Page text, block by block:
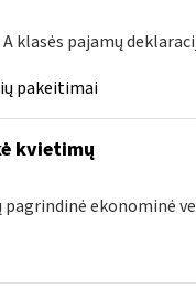
klasės pajamų
pakeitimai
kvietimų
ekonominė